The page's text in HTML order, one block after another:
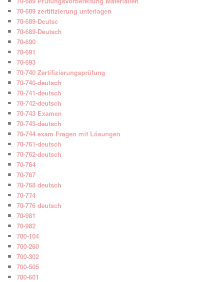
70-689 zertifizierung unterlagen
70-689-Deutsc
70-689-Deutsch
70-690
70-691
70-693
70-740 Zertifizierungsprüfung
70-740-deutsch
70-741-deutsch
70-742-deutsch
70-743 Examen
70-743-deutsch
70-744 exam Fragen mit Lösungen
70-761-deutsch
70-762-deutsch
70-764
70-767
70-768 deutsch
70-774
70-776 deutsch
70-981
70-982
700-104
700-260
700-302
700-505
700-601